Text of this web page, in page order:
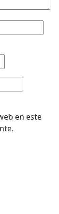
en este